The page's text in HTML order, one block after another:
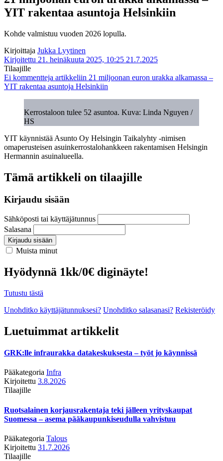
YIT rakentaa asuntoja Helsinkiin
Kohde valmistuu vuoden 2026 lopulla.
Kirjoittaja Jukka Lyytinen
Kirjoitettu 21. heinäkuuta 2025, 10:25 21.7.2025
Tilaajille
Ei kommentteja artikkeliin 21 miljoonan euron urakka alkamassa –
YIT rakentaa asuntoja Helsinkiin
Kerrostaloon tulee 52 asuntoa. Kuva: Linda Nguyen /
HS
YIT käynnistää Asunto Oy Helsingin Taikalyhty -nimisen
omaperusteisen asuinkerrostalohankkeen rakentamisen Helsingin
Hermannin asuinalueella.
Tämä artikkeli on tilaajille
Kirjaudu sisään
Sähköposti tai käyttäjätunnus
Salasana
Kirjaudu sisään
Muista minut
Hyödynnä 1kk/0€ diginäyte!
Tutustu tästä
Unohditko käyttäjätunnuksesi? Unohditko salasanasi? Rekisteröidy
Luetuimmat artikkelit
GRK:lle infraurakka datakeskuksesta – työt jo käynnissä
Pääkategoria Infra
Kirjoitettu 3.8.2026
Tilaajille
Ruotsalainen korjausrakentaja teki jälleen yrityskaupat
Suomessa – asema pääkaupunkiseudulla vahvistuu
Pääkategoria Talous
Kirjoitettu 31.7.2026
Tilaajille